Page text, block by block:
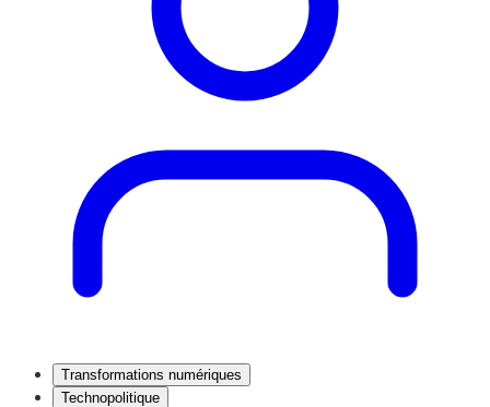
Transformations numériques
Technopolitique